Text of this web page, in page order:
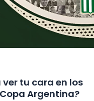
tu cara en los
Argentina?